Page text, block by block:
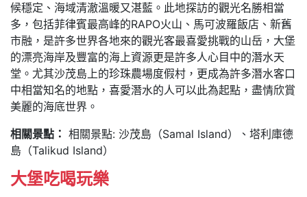
候穩定、海域清澈溫暖又湛藍。此地探訪的觀光名勝相當
多，包括菲律賓最高峰的RAPO火山、馬可波羅飯店、新舊
市融，是許多世界各地來的觀光客最喜愛挑戰的山岳，大堡
的漂亮海岸及豐富的海上資源更是許多人心目中的潛水天
堂。尤其沙茂島上的珍珠農場度假村，更成為許多潛水客口
中相當知名的地點，喜愛潛水的人可以此為起點，盡情欣賞
美麗的海底世界。
相關景點： 相關景點: 沙茂島（Samal Island）、塔利庫德
島（Talikud Island）
大堡吃喝玩樂